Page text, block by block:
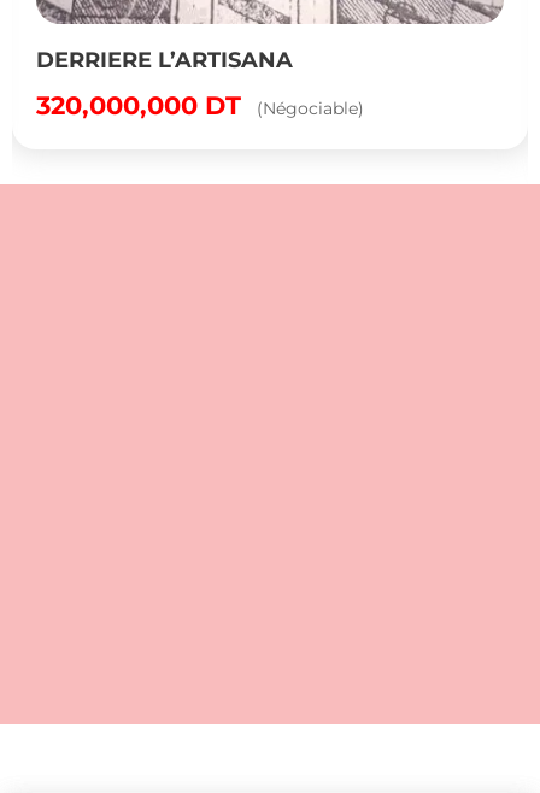
DERRIERE L’ARTISANA
320,000,000 DT (Négociable)